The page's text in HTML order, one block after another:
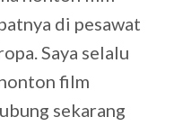
di pesawat
Saya selalu
film
sekarang